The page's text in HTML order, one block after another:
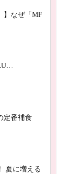
】なぜ「MF
定番補食
夏に増える